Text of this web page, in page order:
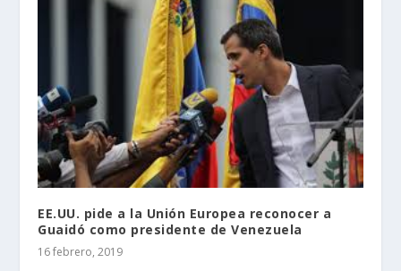
EE.UU. pide a la Unión Europea reconocer a
Guaidó como presidente de Venezuela
16 febrero, 2019